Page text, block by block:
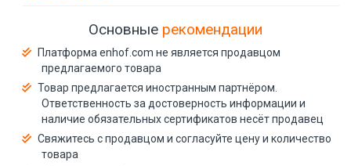
Основные рекомендации
Платформа enhof.com не является продавцом
предлагаемого товара
Товар предлагается иностранным партнёром.
Ответственность за достоверность информации и
наличие обязательных сертификатов несёт продавец
Свяжитесь с продавцом и согласуйте цену и количество
товара